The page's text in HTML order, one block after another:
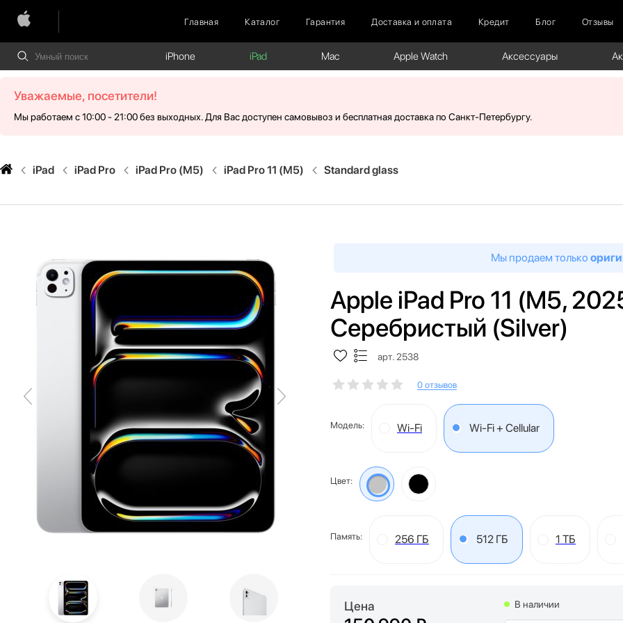
Главная Каталог Гарантия Доставка и оплата Кредит Блог Отзывы
iPhone iPad Mac Apple Watch Аксессуары
Уважаемые, посетители!
Мы работаем с 10:00 - 21:00 без выходных. Для Вас доступен самовывоз и бесплатная доставка по Санкт-Петербургу.
iPad iPad Pro iPad Pro (M5) iPad Pro 11 (M5) Standard glass
Мы продаем только
Apple iPad Pro 11 (M5,
Серебристый (Silver)
арт. 2538
0 отзывов
Модель: Wi-Fi Wi-Fi + Cellular
Цвет:
Память: 256 ГБ 512 ГБ 1 ТБ
Цена В наличии